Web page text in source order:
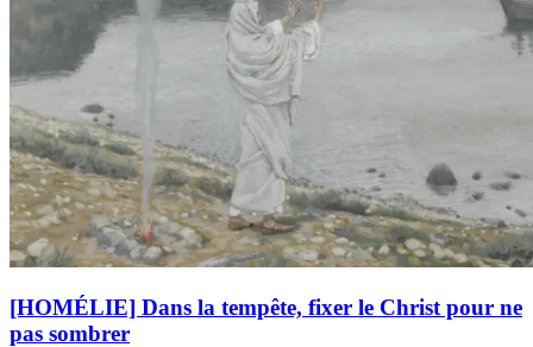
[HOMÉLIE] Dans la tempête, fixer le Christ pour ne
pas sombrer